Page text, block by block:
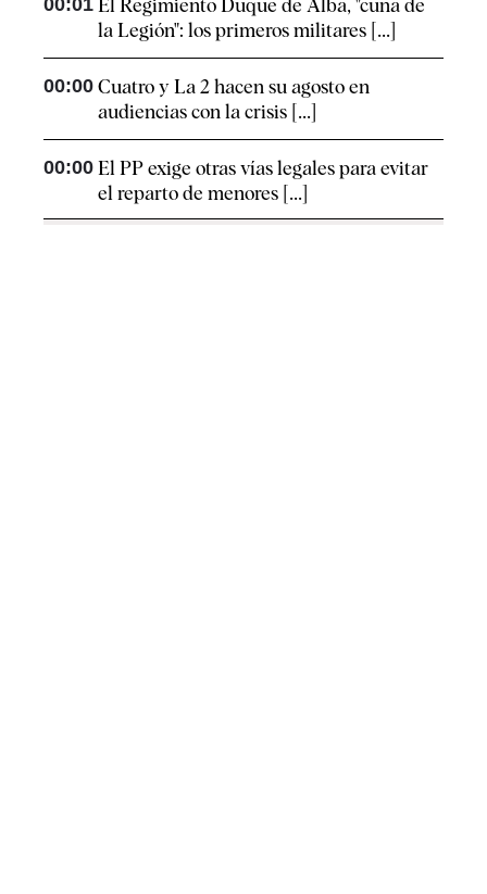
00:01 El Regimiento Duque de Alba, "cuna de
la Legión": los primeros militares [...]
00:00 Cuatro y La 2 hacen su agosto en
audiencias con la crisis [...]
00:00 El PP exige otras vías legales para evitar
el reparto de menores [...]